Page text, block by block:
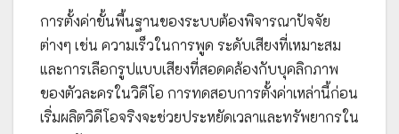
การตั้งค่าขั้นพื้นฐานของระบบต้องพิจารณาปัจจัย
ต่างๆ เช่น ความเร็วในการพูด ระดับเสียงที่เหมาะสม
และการเลือกรูปแบบเสียงที่สอดคล้องกับบุคลิกภาพ
ของตัวละครในวิดีโอ การทดสอบการตั้งค่าเหล่านี้ก่อน
เริ่มผลิตวิดีโอจริงจะช่วยประหยัดเวลาและทรัพยากรใน